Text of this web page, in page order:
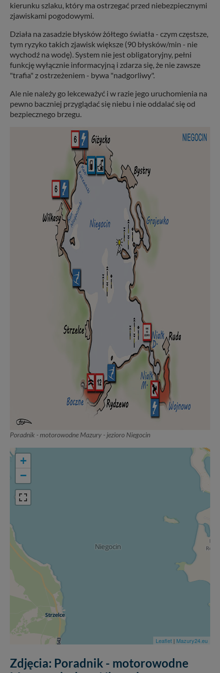
kierunku szlaku, który ma ostrzegać przed niebezpiecznymi
zjawiskami pogodowymi.
Działa na zasadzie błysków żółtego światła - czym częstsze,
tym ryzyko takich zjawisk większe (90 błysków/min - nie
wychodź na wodę). System nie jest obligatoryjny, pełni
funkcję wyłącznie informacyjną i zdarza się, że nie zawsze
"trafia" z ostrzeżeniem - bywa "nadgorliwy".
Ale nie należy go lekceważyć i w razie jego uruchomienia na
pewno baczniej przyglądać się niebu i nie oddalać się od
bezpiecznego brzegu.
Poradnik - motorowodne Mazury - jezioro Niegocin
+
−
Leaflet | Mazury24.eu
Zdjęcia: Poradnik - motorowodne